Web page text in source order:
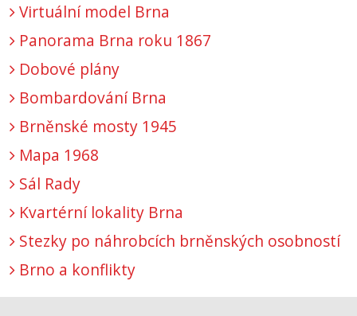
Virtuální model Brna
Panorama Brna roku 1867
Dobové plány
Bombardování Brna
Brněnské mosty 1945
Mapa 1968
Sál Rady
Kvartérní lokality Brna
Stezky po náhrobcích brněnských osobností
Brno a konflikty